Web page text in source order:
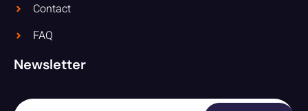
Contact
FAQ
Newsletter